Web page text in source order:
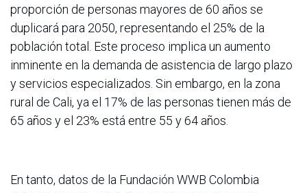
proporción de personas mayores de 60 años se
duplicará para 2050, representando el 25% de la
población total. Este proceso implica un aumento
inminente en la demanda de asistencia de largo plazo
y servicios especializados. Sin embargo, en la zona
rural de Cali, ya el 17% de las personas tienen más de
65 años y el 23% está entre 55 y 64 años.
En tanto, datos de la Fundación WWB Colombia